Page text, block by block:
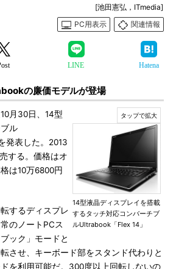
[池田憲弘，ITmedia]
PC用表示
関連情報
LINE Hatena
の廉価モデルが登場
14型液晶ディスプレイを搭載
するタッチ対応コンバーチブ
ルUltrabook「Flex 14」
月30日、14型
ル
発表した。2013
する。価格はオ
は10万6800円
するディスプレ
のノートPCス
ック」モードと
させ、キーボード部をスタンド代わりと
を利用可能だ。300度以上回転しないの